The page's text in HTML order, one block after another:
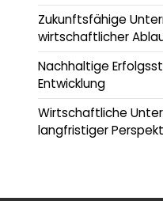
Zukunftsfähige
wirtschaftlicher
Nachhaltige
Entwicklung
Wirtschaftliche
langfristiger